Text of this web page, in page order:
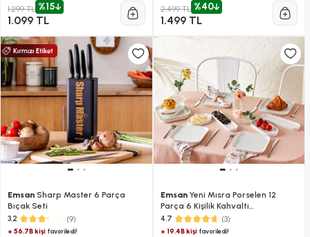
1.299 TL %15
1.099 TL
2.499 TL %40
1.499 TL
Emsan Sharp Master 6 Parça
Bıçak Seti
3.2 (9)
+ 56.7B kişi favoriledi!
EmsanYeni Mısra Porselen 12
Parça 6 Kişilik Kahvaltı
Takımı Beyaz
4.7 (3)
+ 19.4B kişifavoriledi!